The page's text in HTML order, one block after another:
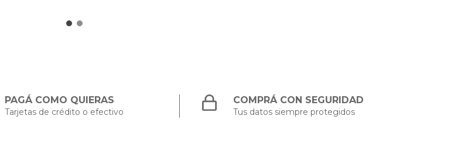
PAGÁ COMO QUIERAS
Tarjetas de crédito o efectivo
COMPRÁ CON SEGURIDAD
Tus datos siempre protegidos